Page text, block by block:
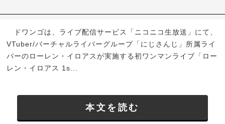
ドワンゴは、ライブ配信サービス「ニコニコ生放送」にて、
VTuber/バーチャルライバーグループ「にじさんじ」所属ライ
バーのローレン・イロアスが実施する初ワンマンライブ「ロー
レン・イロアス 1s...
本文を読む